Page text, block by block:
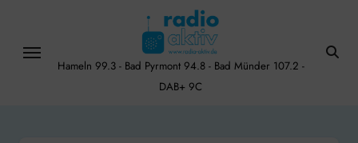
content
Hameln 99.3 - Bad Pyrmont 94.8 - Bad Münder 107.2 -
DAB+ 9C